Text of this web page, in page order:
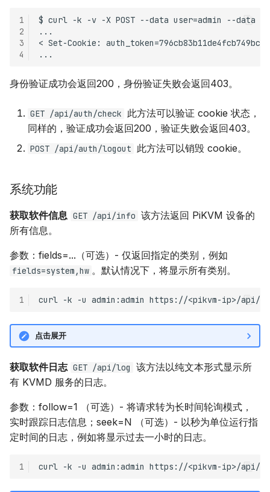
1
2
3
4
身份验证成功会返回200，身份验证失败会返回403。
GET /api/auth/check
此方法可以验证 cookie 状态，
同样的，验证成功会返回200，验证失败会返回403。
POST /api/auth/logout 此方法可以销毁 cookie。
系统功能
获取软件信息 GET /api/info 该方法返回 PiKVM 设备的
所有信息。
参数：fields=...（可选）- 仅返回指定的类别，例如
fields=system,hw 。默认情况下，将显示所有类别。
1 curl -k -u admin:admin
点击展开
获取软件日志 GET /api/log
该方法以纯文本形式显示所
有 KVMD 服务的日志。
参数：follow=1 （可选）- 将请求转为长时间轮询模式，
实时跟踪日志信息；seek=N （可选）- 以秒为单位运行指
定时间的日志，例如将显示过去一小时的日志。
1 curl -k -u admin:admin https://<pikvm-ip>/api/